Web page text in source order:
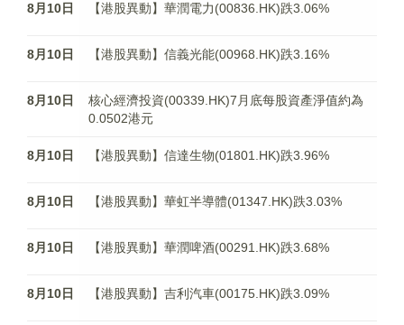
8月10日 【港股異動】華潤電力(00836.HK)跌3.06%
8月10日 【港股異動】信義光能(00968.HK)跌3.16%
8月10日
核心經濟投資(00339.HK)7月底每股資產淨值約為
0.0502港元
8月10日 【港股異動】信達生物(01801.HK)跌3.96%
8月10日 【港股異動】華虹半導體(01347.HK)跌3.03%
8月10日 【港股異動】華潤啤酒(00291.HK)跌3.68%
8月10日 【港股異動】吉利汽車(00175.HK)跌3.09%